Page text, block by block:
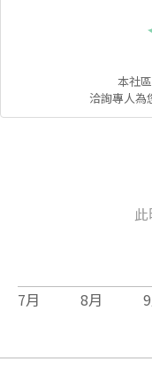
本社區
洽詢專人為
7月 8月 9